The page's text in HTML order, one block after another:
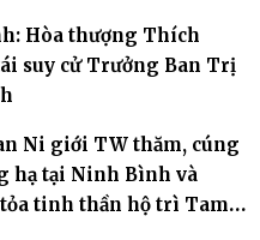
Hòa thượng Thích
suy cử Trưởng Ban Trị
Ni giới TW thăm, cúng
hạ tại Ninh Bình và
tinh thần hộ trì Tam